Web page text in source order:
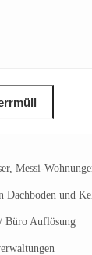
& Sperrmüll
Messi-
Dachboden und
Büro Auflösung